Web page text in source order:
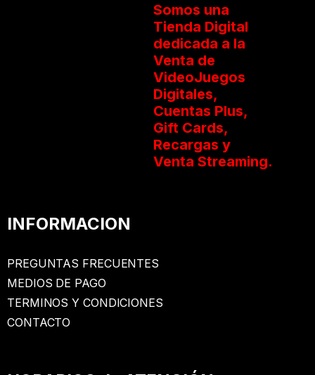
Somos una
Tienda Digital
dedicada a la
Venta de
VideoJuegos
Digitales,
Cuentas Plus,
Gift Cards,
Recargas y
Venta Streaming.
INFORMACION
PREGUNTAS FRECUENTES
MEDIOS DE PAGO
TERMINOS Y CONDICIONES
CONTACTO